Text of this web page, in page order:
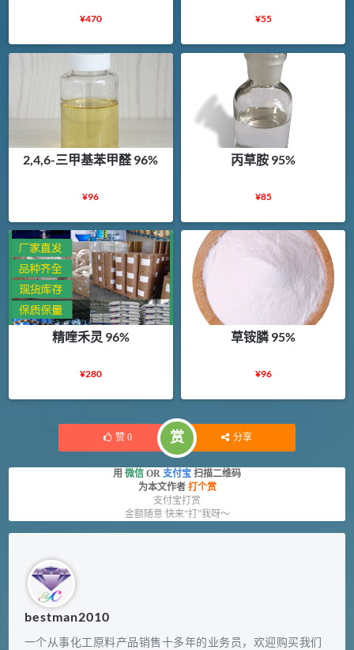
¥470 ¥55
2,4,6-三甲基苯甲醛 96%
¥96
丙草胺 95%
¥85
精喹禾灵 96%
¥280
草铵膦 95%
¥96
赞 0 赏 分享
用 微信 OR 支付宝 扫描二维码
为本文作者 打个赏
支付宝打赏
金额随意 快来“打”我呀～
bestman2010
一个从事化工原料产品销售十多年的业务员，欢迎购买我们